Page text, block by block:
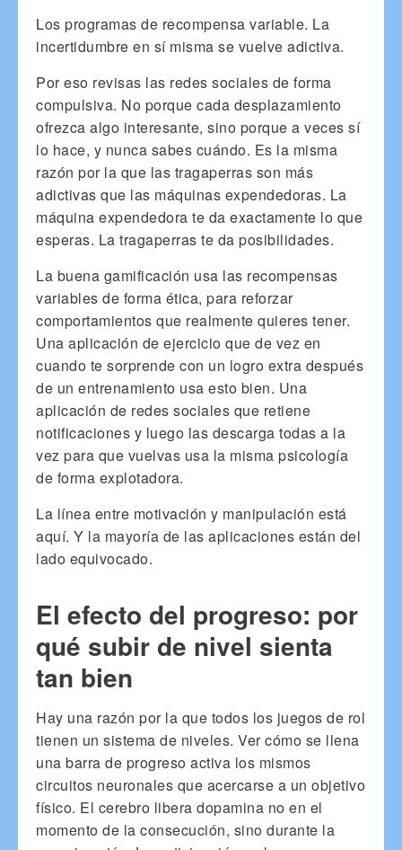
Los programas de recompensa variable. La
incertidumbre en sí misma se vuelve adictiva.
Por eso revisas las redes sociales de forma
compulsiva. No porque cada desplazamiento
ofrezca algo interesante, sino porque a veces sí
lo hace, y nunca sabes cuándo. Es la misma
razón por la que las tragaperras son más
adictivas que las máquinas expendedoras. La
máquina expendedora te da exactamente lo que
esperas. La tragaperras te da posibilidades.
La buena gamificación usa las recompensas
variables de forma ética, para reforzar
comportamientos que realmente quieres tener.
Una aplicación de ejercicio que de vez en
cuando te sorprende con un logro extra después
de un entrenamiento usa esto bien. Una
aplicación de redes sociales que retiene
notificaciones y luego las descarga todas a la
vez para que vuelvas usa la misma psicología
de forma explotadora.
La línea entre motivación y manipulación está
aquí. Y la mayoría de las aplicaciones están del
lado equivocado.
El efecto del progreso: por
qué subir de nivel sienta
tan bien
Hay una razón por la que todos los juegos de rol
tienen un sistema de niveles. Ver cómo se llena
una barra de progreso activa los mismos
circuitos neuronales que acercarse a un objetivo
físico. El cerebro libera dopamina no en el
momento de la consecución, sino durante la